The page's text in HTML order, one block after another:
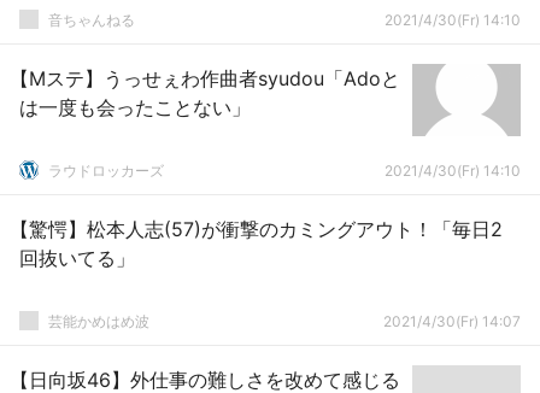
音ちゃんねる 2021/4/30(Fr) 14:10
【Mステ】うっせぇわ作曲者syudou「Adoと
は一度も会ったことない」
ラウドロッカーズ 2021/4/30(Fr) 14:10
【驚愕】松本人志(57)が衝撃のカミングアウト！「毎日2
回抜いてる」
芸能かめはめ波 2021/4/30(Fr) 14:07
【日向坂46】外仕事の難しさを改めて感じる